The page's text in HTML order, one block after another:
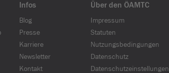
Infos
Blog
Presse
Karriere
Newsletter
Kontakt
Über den ÖAMTC
Impressum
Statuten
Nutzungsbedingungen
Datenschutz
Datenschutzeinstellungen